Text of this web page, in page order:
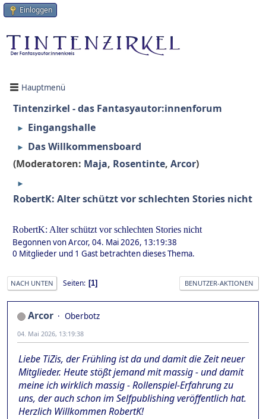
Einloggen
Hauptmenü
Tintenzirkel - das Fantasyautor:innenforum
► Eingangshalle
►
Das Willkommensboard
(Moderatoren: Maja, Rosentinte, Arcor)
►
RobertK: Alter schützt vor schlechten Stories nicht
RobertK: Alter schützt vor schlechten Stories nicht
Begonnen von Arcor, 04. Mai 2026, 13:19:38
0 Mitglieder und 1 Gast betrachten dieses Thema.
NACH UNTEN Seiten 1 BENUTZER-AKTIONEN
Arcor Oberbotz
04. Mai 2026, 13:19:38
Liebe TiZis, der Frühling ist da und damit die Zeit neuer
Mitglieder. Heute stößt jemand mit massig - und damit
meine ich wirklich massig - Rollenspiel-Erfahrung zu
uns, der auch schon im Selfpublishing veröffentlich hat.
Herzlich Willkommen RobertK!